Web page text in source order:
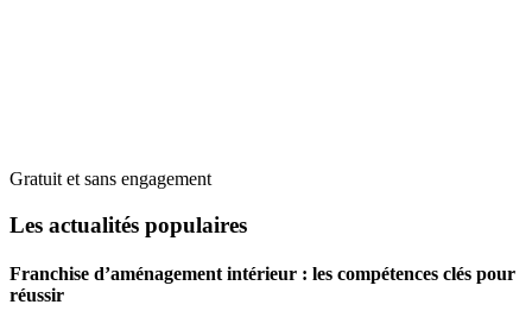
Gratuit et sans engagement
Les actualités populaires
Franchise d’aménagement intérieur : les compétences clés pour
réussir